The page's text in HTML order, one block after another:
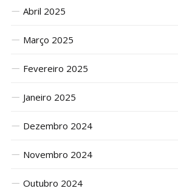
Abril 2025
Março 2025
Fevereiro 2025
Janeiro 2025
Dezembro 2024
Novembro 2024
Outubro 2024